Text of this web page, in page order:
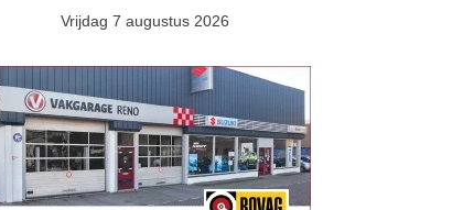
Vrijdag 7 augustus 2026